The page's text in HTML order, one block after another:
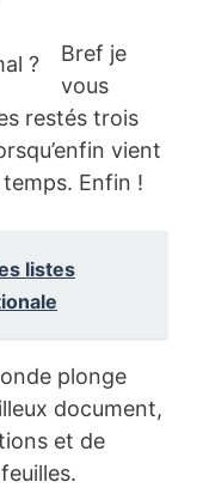
Bref je
vous
restés trois
vient
Enfin !
listes
plonge
document,
et de